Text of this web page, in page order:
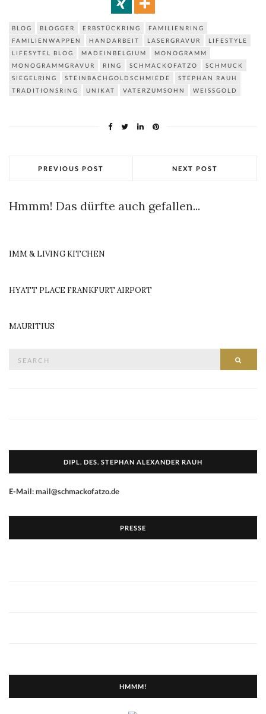
BLOG BLOGGER ERBSTÜCKRING
FAMILIENRING
FAMILIENWAPPEN
HANDARBEIT LASERGRAVUR
LIFESTYLE
LIFESYTEL BLOG
MADEINBELGIUM
MONOGRAMM
MONOGRAMMGRAVUR
RING SCHMACKOFATZO
SCHMUCK
SIEGELRING
STEINBACHGOLDSCHMIEDE
STEPHAN RAUH
TRADITIONSRING
UNIKAT VATERZUMSOHN WEISSGOLD
PREVIOUS POST NEXT POST
Hmmm! Das dürfte auch gefallen...
IMM & LIVING KITCHEN
HYATT PLACE FRANKFURT AIRPORT
MAURITIUS
DIPL. DES. STEPHAN ALEXANDER RAUH
E-Mail: mail@schmackofatzo.de
PRESSE
HMMM!